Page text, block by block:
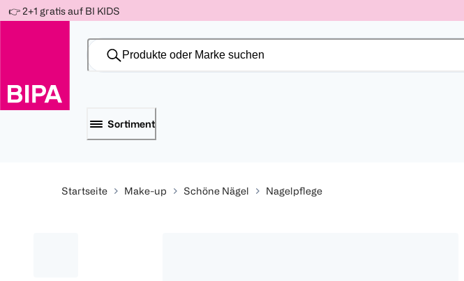
-10%
Für
150 Ös
-15%
Für
300 Ös
-20%
Für
500 Ös
Weiter
zum
👉 2+1 gratis auf BI KIDS
Sortiment
Startseite Make-up Schöne Nägel Nagelpflege